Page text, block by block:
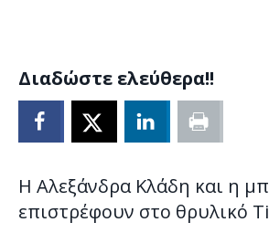
Διαδώστε ελεύθερα!!
Η Αλεξάνδρα Κλάδη και η
επιστρέφουν στο θρυλικό